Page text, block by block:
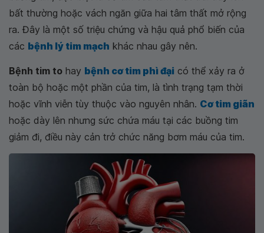
bất thường hoặc vách ngăn giữa hai tâm thất mở rộng
ra. Đây là một số triệu chứng và hậu quả phổ biến của
các bệnh lý tim mạch khác nhau gây nên.
Bệnh tim to hay bệnh cơ tim phì đại có thể xảy ra ở
toàn bộ hoặc một phần của tim, là tình trạng tạm thời
hoặc vĩnh viễn tùy thuộc vào nguyên nhân. Cơ tim giãn
hoặc dày lên nhưng sức chứa máu tại các buồng tim
giảm đi, điều này cản trở chức năng bơm máu của tim.